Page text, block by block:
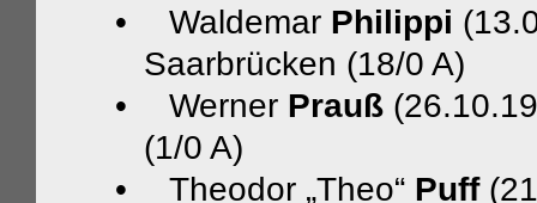
•
Waldemar Philippi
Saarbrücken (18/0 A)
•
Werner Prauß
(1/0 A)
•
Theodor „Theo“ Puff